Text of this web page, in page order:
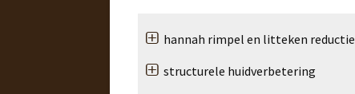
hannah rimpel en litteken reductie
structurele huidverbetering